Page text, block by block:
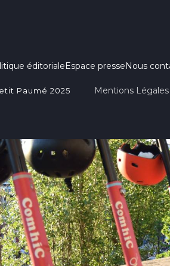
éditorialeEspace presseNous
Paumé 2025 Mentions Légales